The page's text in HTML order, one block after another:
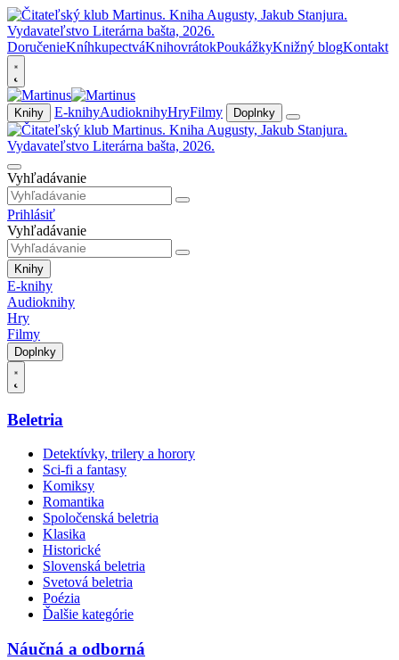
DoručenieKníhkupectváKnihovrátokPoukážkyKnižný blogKontakt
Knihy E-knihyAudioknihyHryFilmy Doplnky
Vyhľadávanie
Prihlásiť
Vyhľadávanie
Knihy
E-knihy
Audioknihy
Hry
Filmy
Doplnky
Beletria
Detektívky, trilery a horory
Sci-fi a fantasy
Komiksy
Romantika
Spoločenská beletria
Klasika
Historické
Slovenská beletria
Svetová beletria
Poézia
Ďalšie kategórie
Náučná a odborná